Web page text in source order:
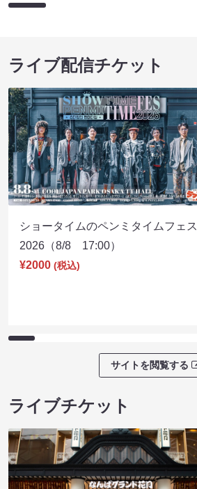
ライブ配信チケット
ショータイムのペンミタイムフェス
2026（8/8 17:00）
¥2000 (税込)
サイトを閲覧する
ライブチケット